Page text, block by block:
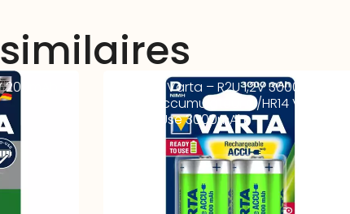
–
Accus C Varta – R2U 1,2V 3000mAh –
BL2 – L’accumulateur C/HR14 Varta
Ready2Use 3000mAh